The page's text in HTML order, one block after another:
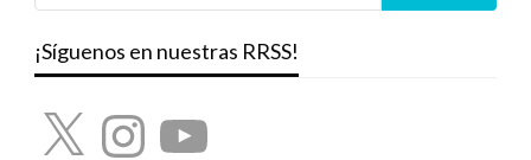
¡Síguenos en nuestras RRSS!
X InstagramYouTube